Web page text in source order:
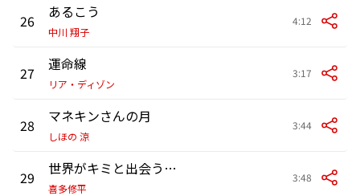
26 あるこう
中川 翔子
4:12
27 運命線
リア・ディゾン
3:17
28 マネキンさんの月
しほの 涼
3:44
29 世界がキミと出会うまで
喜多修平
3:48